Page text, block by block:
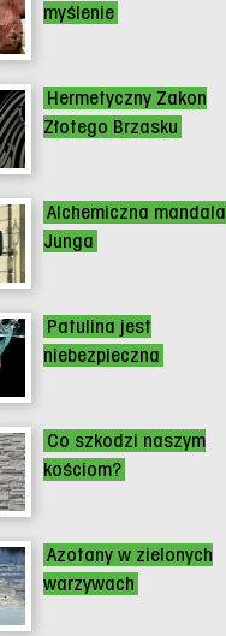
myślenie
Hermetyczny Zakon
Złotego Brzasku
Alchemiczna mandala
Junga
Patulina jest
niebezpieczna
Co szkodzi naszym
kościom?
Azotany w zielonych
warzywach